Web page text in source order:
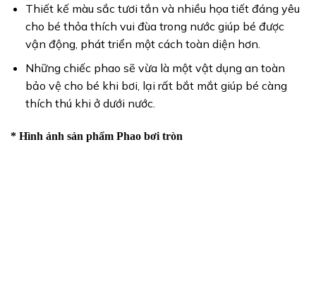
Thiết kế màu sắc tươi tắn và nhiều họa tiết đáng yêu
cho bé thỏa thích vui đùa trong nước giúp bé được
vận động, phát triển một cách toàn diện hơn.
Những chiếc phao sẽ vừa là một vật dụng an toàn
bảo vệ cho bé khi bơi, lại rất bắt mắt giúp bé càng
thích thú khi ở dưới nước.
* Hình ảnh sản phẩm Phao bơi tròn